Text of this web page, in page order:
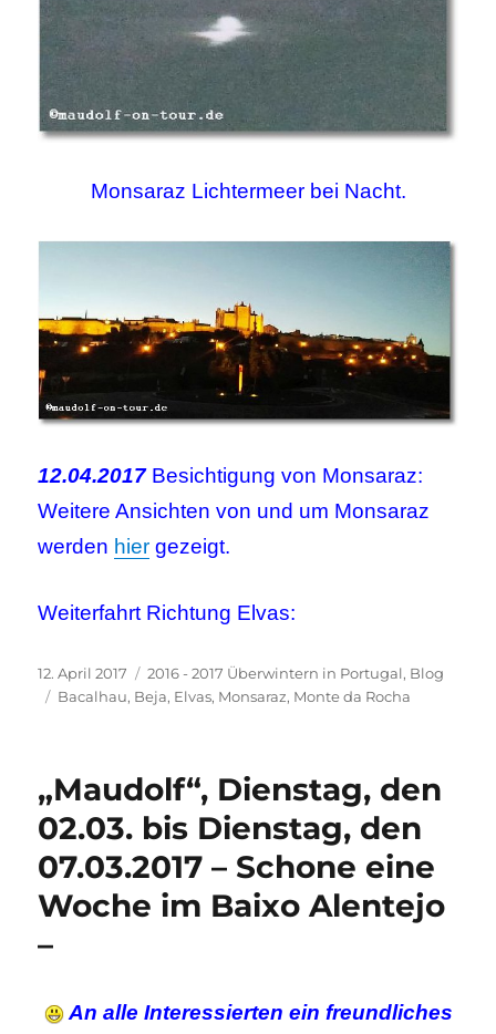
Monsaraz Lichtermeer bei Nacht.
12.04.2017Besichtigung von Monsaraz:
Weitere Ansichten von und um Monsaraz
werden hier gezeigt.
Weiterfahrt Richtung Elvas:
Veröffentlicht
am
12. April 2017 Kategorien
2016 - 2017 Überwintern in Portugal, Blog
Schlagwörter
Bacalhau, Beja, Elvas, Monsaraz, Monte da Rocha
„Maudolf“, Dienstag, den
02.03. bis Dienstag, den
07.03.2017 – Schone eine
Woche im Baixo Alentejo
–
An alle Interessierten ein freundliches